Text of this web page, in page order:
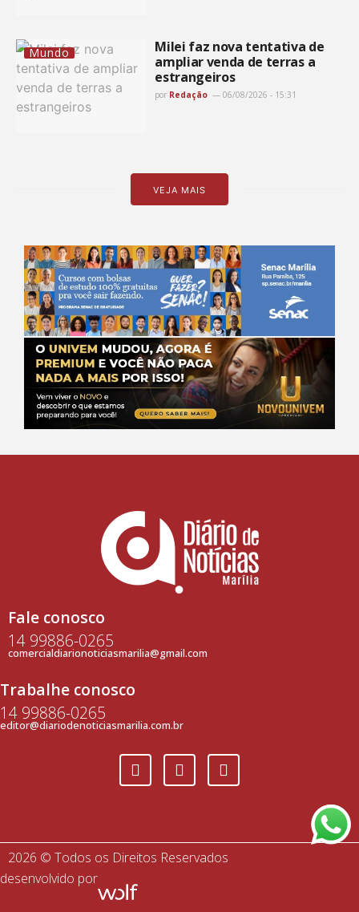
Mundo
Milei faz nova tentativa de
ampliar venda de terras a
estrangeiros
por Redação 06/08/2026 - 15:31
VEJA MAIS
Fale conosco
14 99886-0265
comercialdiarionoticiasmarilia@gmail.com
Trabalhe conosco
14 99886-0265
editor@diariodenoticiasmarilia.com.br
2026 © Todos os Direitos Reservados
desenvolvido por